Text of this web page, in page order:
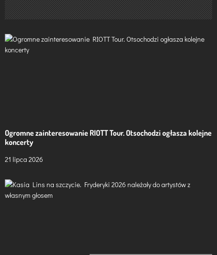
c
j
s
u
Ogromne zainteresowanie RIOTT Tour. Otsochodzi ogłasza kolejne
koncerty
21 lipca 2026